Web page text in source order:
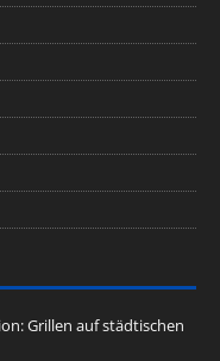
Grillen auf städtischen